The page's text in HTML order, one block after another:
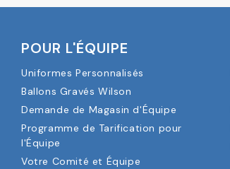
POUR L'ÉQUIPE
Uniformes Personnalisés
Ballons Gravés Wilson
Demande de Magasin d'Équipe
Programme de Tarification pour
l'Équipe
Votre Comité et Équipe